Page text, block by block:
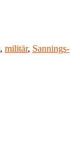
, militär, Sannings-